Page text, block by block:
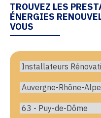
TROUVEZ LES
ÉNERGIES
VOUS